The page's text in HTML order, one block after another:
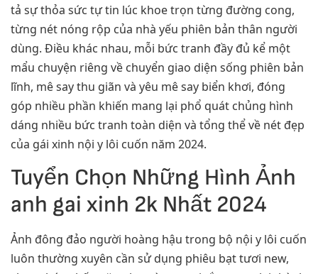
tả sự thỏa sức tự tin lúc khoe trọn từng đường cong,
từng nét nóng rộp của nhà yếu phiên bản thân người
dùng. Điều khác nhau, mỗi bức tranh đầy đủ kể một
mẩu chuyện riêng về chuyển giao diện sống phiên bản
lĩnh, mê say thu giãn và yêu mê say biển khơi, đóng
góp nhiều phần khiến mang lại phổ quát chủng hình
dáng nhiều bức tranh toàn diện và tổng thể về nét đẹp
của gái xinh nội y lôi cuốn năm 2024.
Tuyển Chọn Những Hình Ảnh
anh gai xinh 2k Nhất 2024
Ảnh đông đảo người hoàng hậu trong bộ nội y lôi cuốn
luôn thường xuyên cần sử dụng phiêu bạt tươi new,